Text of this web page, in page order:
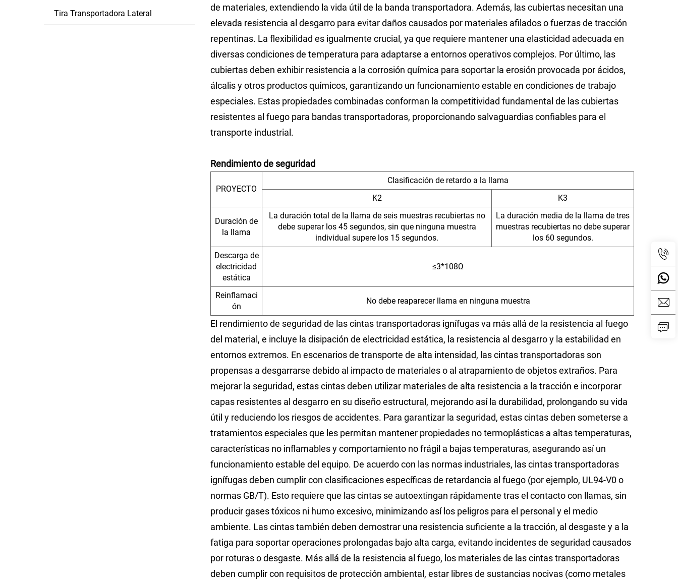
Tira Transportadora Lateral
de materiales, extendiendo la vida útil de la banda transportadora. Además, las cubiertas necesitan una
elevada resistencia al desgarro para evitar daños causados por materiales afilados o fuerzas de tracción
repentinas. La flexibilidad es igualmente crucial, ya que requiere mantener una elasticidad adecuada en
diversas condiciones de temperatura para adaptarse a entornos operativos complejos. Por último, las
cubiertas deben exhibir resistencia a la corrosión química para soportar la erosión provocada por ácidos,
álcalis y otros productos químicos, garantizando un funcionamiento estable en condiciones de trabajo
especiales. Estas propiedades combinadas conforman la competitividad fundamental de las cubiertas
resistentes al fuego para bandas transportadoras, proporcionando salvaguardias confiables para el
transporte industrial.
Rendimiento de seguridad
PROYECTO
Clasificación de retardo a la llama
K2
K3
Duración de
la llama
La duración total de la llama de seis muestras recubiertas no
debe superar los 45 segundos, sin que ninguna muestra
individual supere los 15 segundos.
La duración media de la llama de tres
muestras recubiertas no debe superar
los 60 segundos.
Descarga de
electricidad
estática
≤3*108Ω
Reinflamaci
ón
No debe reaparecer llama en ninguna muestra
El rendimiento de seguridad de las cintas transportadoras ignífugas va más allá de la resistencia al fuego
del material, e incluye la disipación de electricidad estática, la resistencia al desgarro y la estabilidad en
entornos extremos. En escenarios de transporte de alta intensidad, las cintas transportadoras son
propensas a desgarrarse debido al impacto de materiales o al atrapamiento de objetos extraños. Para
mejorar la seguridad, estas cintas deben utilizar materiales de alta resistencia a la tracción e incorporar
capas resistentes al desgarro en su diseño estructural, mejorando así la durabilidad, prolongando su vida
útil y reduciendo los riesgos de accidentes. Para garantizar la seguridad, estas cintas deben someterse a
tratamientos especiales que les permitan mantener propiedades no termoplásticas a altas temperaturas,
características no inflamables y comportamiento no frágil a bajas temperaturas, asegurando así un
funcionamiento estable del equipo. De acuerdo con las normas industriales, las cintas transportadoras
ignífugas deben cumplir con clasificaciones específicas de retardancia al fuego (por ejemplo, UL94-V0 o
normas GB/T). Esto requiere que las cintas se autoextingan rápidamente tras el contacto con llamas, sin
producir gases tóxicos ni humo excesivo, minimizando así los peligros para el personal y el medio
ambiente. Las cintas también deben demostrar una resistencia suficiente a la tracción, al desgaste y a la
fatiga para soportar operaciones prolongadas bajo alta carga, evitando incidentes de seguridad causados
por roturas o desgaste. Más allá de la resistencia al fuego, los materiales de las cintas transportadoras
deben cumplir con requisitos de protección ambiental, estar libres de sustancias nocivas (como metales